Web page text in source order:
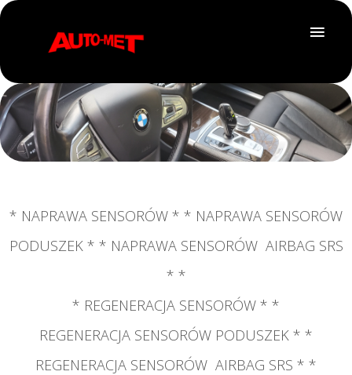
* NAPRAWA SENSORÓW * * NAPRAWA SENSORÓW
PODUSZEK * * NAPRAWA SENSORÓW AIRBAG SRS
* *
* REGENERACJA SENSORÓW * *
REGENERACJA SENSORÓW PODUSZEK * *
REGENERACJA SENSORÓW AIRBAG SRS * *